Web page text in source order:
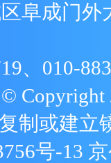
阜成门外
、010-
Copyright
制或建立
号-13